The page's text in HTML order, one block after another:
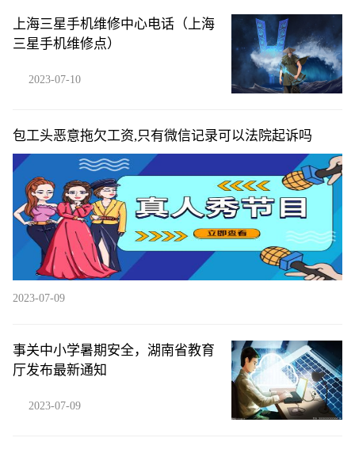
上海三星手机维修中心电话（上海
三星手机维修点）
2023-07-10
包工头恶意拖欠工资,只有微信记录可以法院起诉吗
2023-07-09
事关中小学暑期安全，湖南省教育
厅发布最新通知
2023-07-09